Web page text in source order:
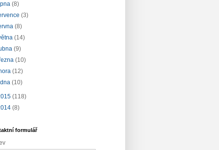
(8)
(3)
(8)
(14)
(9)
(10)
(12)
(10)
(118)
(8)
formulář